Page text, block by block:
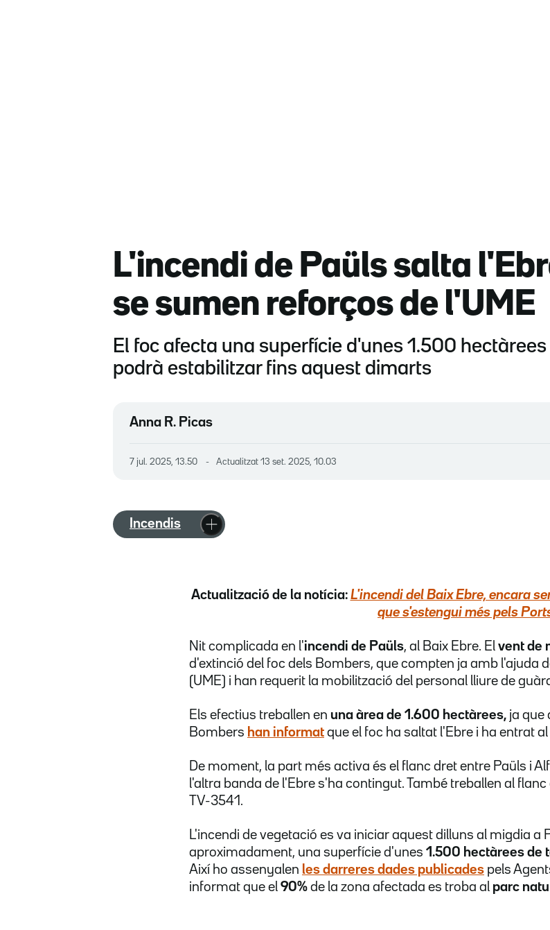
L'incendi de Paüls salta
se sumen reforços de l'UME
El foc afecta una superfície d'unes 1.500
podrà estabilitzar fins aquest dimarts
Anna R. Picas
7 jul. 2025, 13.50 Actualitzat 13 set. 2025, 10.03
Incendis
Actualització de la notícia: L'incendi del Baix Ebre, encara
que s'estengui més pels
Nit complicada en l'incendi de Paüls, al Baix Ebre. El vent de
d'extinció del foc dels Bombers, que compten ja amb l'ajuda
(UME) i han requerit la mobilització del personal lliure de
Els efectius treballen en una àrea de 1.600 hectàrees, ja que
Bombers han informat que el foc ha saltat l'Ebre i ha entrat
De moment, la part més activa és el flanc dret entre Paüls i
l'altra banda de l'Ebre s'ha contingut. També treballen al
TV-3541.
L'incendi de vegetació es va iniciar aquest dilluns al migdia a
aproximadament, una superfície d'unes 1.500 hectàrees de
Així ho assenyalen les darreres dades publicades pels
informat que el 90% de la zona afectada es troba al parc